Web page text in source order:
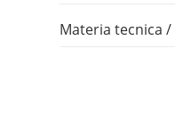
Materia tecnica /